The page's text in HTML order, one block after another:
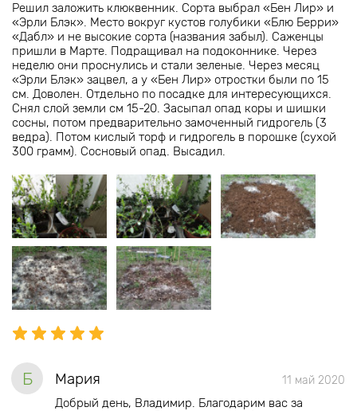
Решил заложить клюквенник. Сорта выбрал «Бен Лир» и
«Эрли Блэк». Место вокруг кустов голубики «Блю Берри»
«Дабл» и не высокие сорта (названия забыл). Саженцы
пришли в Марте. Подращивал на подоконнике. Через
неделю они проснулись и стали зеленые. Через месяц
«Эрли Блэк» зацвел, а у «Бен Лир» отростки были по 15
см. Доволен. Отдельно по посадке для интересующихся.
Снял слой земли см 15-20. Засыпал опад коры и шишки
сосны, потом предварительно замоченный гидрогель (3
ведра). Потом кислый торф и гидрогель в порошке (сухой
300 грамм). Сосновый опад. Высадил.
Б Мария 11 май 2020
Добрый день, Владимир. Благодарим вас за